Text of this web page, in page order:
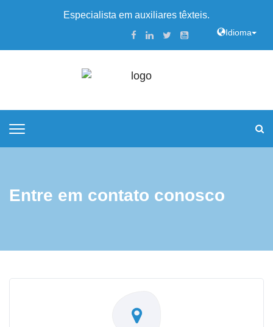
Especialista em auxiliares têxteis.
Idioma
Entre em contato conosco